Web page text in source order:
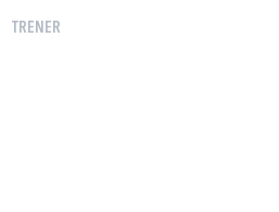
TRENER